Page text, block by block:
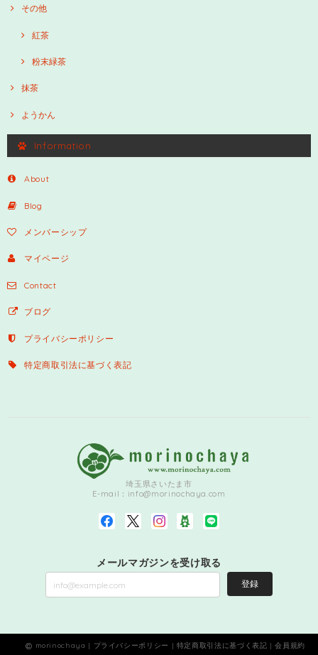
その他
紅茶
粉末緑茶
抹茶
ようかん
Information
About
Blog
メンバーシップ
マイページ
Contact
ブログ
プライバシーポリシー
特定商取引法に基づく表記
埼玉県さいたま市
E-mail： info@morinochaya.com
メールマガジンを受け取る
登録
morinochaya | プライバシーポリシー | 特定商取引法に基づく表記 |会員規約